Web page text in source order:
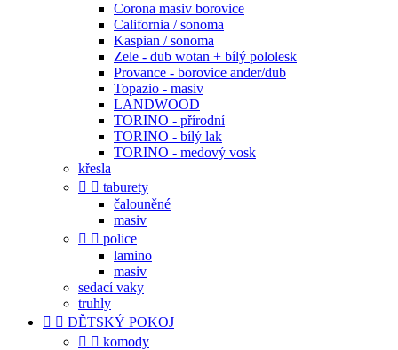
Corona masiv borovice
California / sonoma
Kaspian / sonoma
Zele - dub wotan + bílý pololesk
Provance - borovice ander/dub
Topazio - masiv
LANDWOOD
TORINO - přírodní
TORINO - bílý lak
TORINO - medový vosk
křesla
  taburety
čalouněné
masiv
  police
lamino
masiv
sedací vaky
truhly
  DĚTSKÝ POKOJ
  komody